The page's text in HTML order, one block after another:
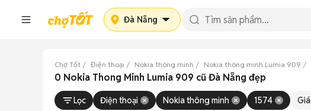
Đà Nẵng
Chợ Tốt Điện thoại Nokia thông minh Nokia thông minh Lumia 909
0 Nokia Thong Minh Lumia 909 cũ Đà Nẵng đẹp
Lọc Điện thoại Nokia thông minh 1574 Giá